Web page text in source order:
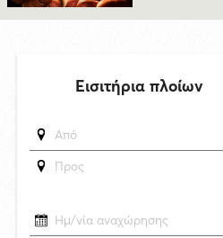
29/4/2026 18:53
δημοσιεύθηκε 15 ώρες πριν
Η Μύκονος υποδέχτηκε το πολυτελές
Σχολή Προπονητών UEFA C στη Σύρο